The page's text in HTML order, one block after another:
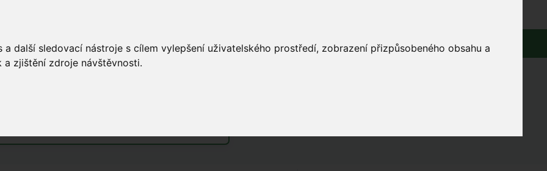
další sledovací nástroje s cílem vylepšení uživatelského prostředí, zobrazení přizpůsobeného obsahu a
zjištění zdroje návštěvnosti.
Tělo a hygiena Zdraví Domácnost Dárky Obuv / oblečení
a vrací produktivitu